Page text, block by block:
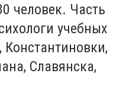
человек. Часть
учебных
Славянска,